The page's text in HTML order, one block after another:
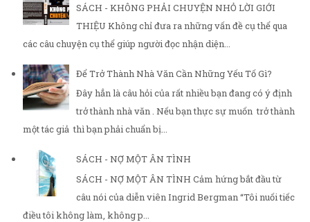
SÁCH - KHÔNG PHẢI CHUYỆN NHỎ LỜI GIỚI
THIỆU Không chỉ đưa ra những vấn đề cụ thể qua
các câu chuyện cụ thể giúp người đọc nhận diện...
Để Trở Thành Nhà Văn Cần Những Yếu Tố Gì?
Đây hẳn là câu hỏi của rất nhiều bạn đang có ý định
trở thành nhà văn . Nếu bạn thực sự muốn trở thành
một tác giả thì bạn phải chuẩn bị...
SÁCH - NỢ MỘT ÂN TÌNH
SÁCH - NỢ MỘT ÂN TÌNH Cảm hứng bắt đầu từ
câu nói của diễn viên Ingrid Bergman “Tôi nuối tiếc
điều tôi không làm, không p...